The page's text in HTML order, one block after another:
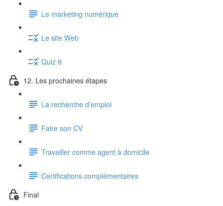
Le marketing numérique
Le site Web
Quiz 8
12. Les prochaines étapes
La recherche d’emploi
Faire son CV
Travailler comme agent à domicile
Certifications complémentaires
Final